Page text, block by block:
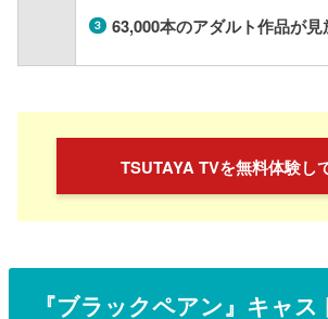
63,000本のアダルト作品が見
TSUTAYA TVを無料体験し
『ブラックペアン』キャス